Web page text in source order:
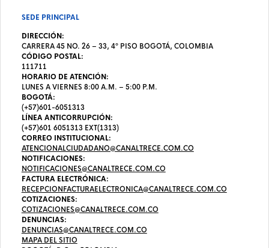
SEDE PRINCIPAL
DIRECCIÓN:
CARRERA 45 NO. 26 – 33, 4º PISO BOGOTÁ, COLOMBIA
CÓDIGO POSTAL:
111711
HORARIO DE ATENCIÓN:
LUNES A VIERNES 8:00 A.M. – 5:00 P.M.
BOGOTÁ:
(+57)601-6051313
LÍNEA ANTICORRUPCIÓN:
(+57)601 6051313 EXT(1313)
CORREO INSTITUCIONAL:
ATENCIONALCIUDADANO@CANALTRECE.COM.CO
NOTIFICACIONES:
NOTIFICACIONES@CANALTRECE.COM.CO
FACTURA ELECTRÓNICA:
RECEPCIONFACTURAELECTRONICA@CANALTRECE.COM.CO
COTIZACIONES:
COTIZACIONES@CANALTRECE.COM.CO
DENUNCIAS:
DENUNCIAS@CANALTRECE.COM.CO
MAPA DEL SITIO